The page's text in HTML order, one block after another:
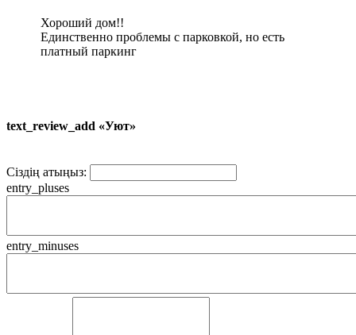
Хороший дом!!
Единственно проблемы с парковкой, но есть
платный паркинг
text_review_add «Уют»
Сіздің атыңыз:
entry_pluses
entry_minuses